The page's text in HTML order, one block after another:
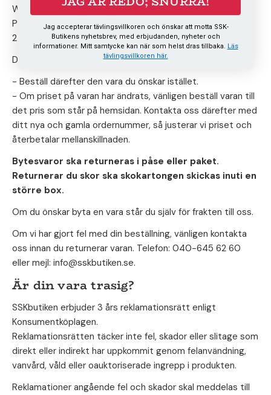
Webshoplageret.se
Pumpvägen 2
243 93 Höör
Detta gäller också för varor med en annan avsändare.
- Beställ därefter den vara du önskar istället.
- Om priset på varan har ändrats, vänligen beställ varan till
det pris som står på hemsidan. Kontakta oss därefter med
ditt nya och gamla ordernummer, så justerar vi priset och
återbetalar mellanskillnaden.
Bytesvaror ska returneras i påse eller paket.
Returnerar du skor ska skokartongen skickas inuti en
större box.
Om du önskar byta en vara står du själv för frakten till oss.
Om vi har gjort fel med din beställning, vänligen kontakta
oss innan du returnerar varan. Telefon: 040-645 62 60
eller mejl: info@sskbutiken.se.
Är din vara trasig?
SSKbutiken erbjuder 3 års reklamationsrätt enligt
Konsumentköplagen.
Reklamationsrätten täcker inte fel, skador eller slitage som
direkt eller indirekt har uppkommit genom felanvändning,
vanvård, våld eller oauktoriserade ingrepp i produkten.
Reklamationer angående fel och skador skal meddelas till
Jag accepterar tävlingsvillkoren och önskar att motta SSK-
Butikens nyhetsbrev, med erbjudanden, nyheter och
informationer. Mitt samtycke kan när som helst dras tillbaka. Läs
tävlingsvillkoren här.